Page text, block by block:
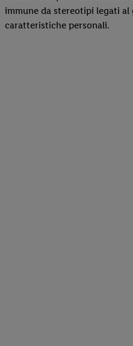
immune da stereotipi legati al
caratteristiche personali.